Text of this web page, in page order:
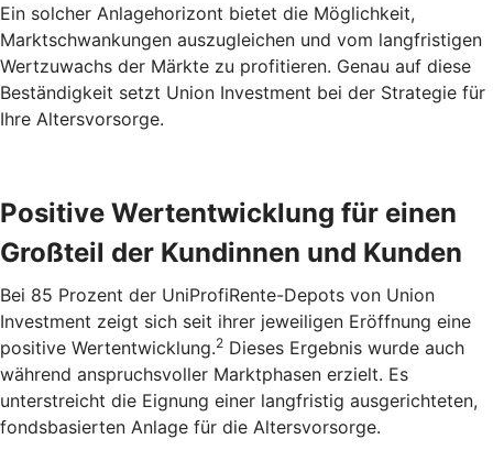
Ein solcher Anlagehorizont bietet die Möglichkeit,
Marktschwankungen auszugleichen und vom langfristigen
Wertzuwachs der Märkte zu profitieren. Genau auf diese
Beständigkeit setzt Union Investment bei der Strategie für
Ihre Altersvorsorge.
Positive Wertentwicklung für einen
Großteil der Kundinnen und Kunden
Bei 85 Prozent der UniProfiRente-Depots von Union
Investment zeigt sich seit ihrer jeweiligen Eröffnung eine
positive Wertentwicklung.2 Dieses Ergebnis wurde auch
während anspruchsvoller Marktphasen erzielt. Es
unterstreicht die Eignung einer langfristig ausgerichteten,
fondsbasierten Anlage für die Altersvorsorge.